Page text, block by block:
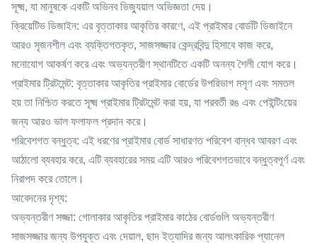
সূক্ষ্ম, যা মানুষকে একটি অভিনব ভিজ্যুয়াল অভিজ্ঞতা দেয়।
ক্রিয়েটিভ ডিজাইন: এর বৃত্তাকার আকৃতির কারণে, এই প্রাইমার বোর্ডটি ডিজাইনে
আরও সৃজনশীল এবং ব্যক্তিগতকৃত, সাজসজ্জার কেন্দ্রবিন্দু হিসাবে কাজ করে,
মনোযোগ আকর্ষণ করে এবং অভ্যন্তরীণ স্থানটিতে একটি অনন্য শৈলী যোগ করে।
প্রাইমার ট্রিটমেন্ট: বৃত্তাকার আকৃতির প্রাইমার বোর্ডের উপরিভাগ মসৃণ এবং সমতল
হয় তা নিশ্চিত করতে সূক্ষ্ম প্রাইমার ট্রিটমেন্ট করা হয়, যা পরবর্তী রঙ এবং পেইন্টিংয়ের
জন্য আরও ভাল ফলাফল প্রদান করে।
পরিবেশগত বন্ধুত্ব: এই ধরণের প্রাইমার বোর্ড সাধারণত পরিবেশ বান্ধব আবরণ এবং
আঠালো ব্যবহার করে, এটি ব্যবহারের সময় এটি আরও পরিবেশগতভাবে বন্ধুত্বপূর্ণ এবং
নিরাপদ করে তোলে।
আবেদনের দৃশ্য:
অভ্যন্তরীণ সজ্জা: গোলাকার আকৃতির প্রাইমার কাঠের বোর্ডগুলি অভ্যন্তরীণ
সাজসজ্জার জন্য উপযুক্ত এবং দেয়াল, ছাদ ইত্যাদির জন্য আলংকারিক প্যানেল